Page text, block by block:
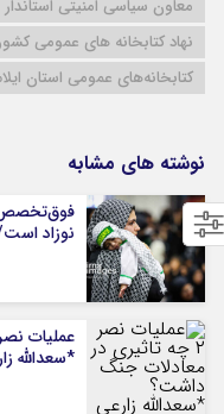
معاون سیاسی امنیتی استاندار
نهاد كتابخانه های عمومی کشور
کتابخانه‌های عمومی استان
نوشته های مشابه
فوق‌تخصص
نوزاد
*سعدالله